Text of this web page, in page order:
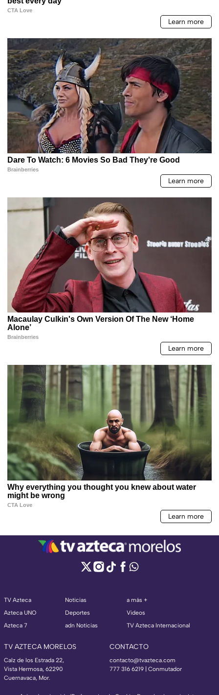
TV Azteca
Azteca UNO
Azteca 7
Noticias
Deportes
adn Noticias
a más +
Videos
TV Azteca Internacional
TV AZTECA MORELOS
Calz de los Estrada 22,
Vista Hermosa, 62290
Cuernavaca, Mor.
CONTACTO
contacto@tvazteca.com
777 316 6219 | Conmutador